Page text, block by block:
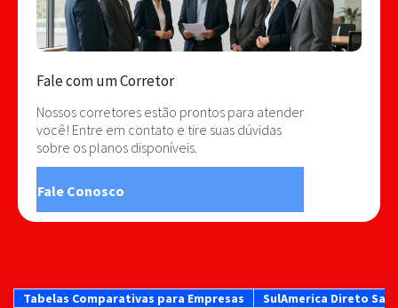
Fale com um Corretor
Nossos corretores estão prontos para atender
você! Entre em contato e tire suas dúvidas
sobre os planos disponíveis.
Fale Conosco
Tabelas Comparativas para Empresas SulAmerica Direto